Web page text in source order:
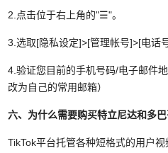
2.点击位于右上角的"☰"。
3.选取[隐私设定]>[管理帐号]>[电话
4.验证您目前的手机号码/电子邮件
改为自己的常用邮箱）
六、为什么需要购买特立尼达和多
TikTok平台托管各种短格式的用户